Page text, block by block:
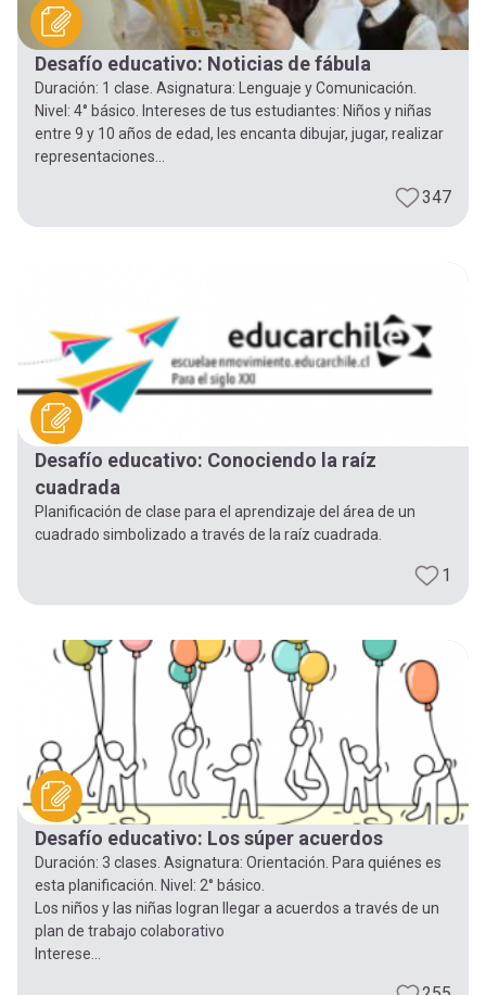
Desafío educativo: Noticias de fábula
Duración: 1 clase. Asignatura: Lenguaje y Comunicación.
Nivel: 4° básico. Intereses de tus estudiantes: Niños y niñas
entre 9 y 10 años de edad, les encanta dibujar, jugar, realizar
representaciones...
347
Desafío educativo: Conociendo la raíz
cuadrada
Planificación de clase para el aprendizaje del área de un
cuadrado simbolizado a través de la raíz cuadrada.
1
Desafío educativo: Los súper acuerdos
Duración: 3 clases. Asignatura: Orientación. Para quiénes es
esta planificación. Nivel: 2° básico.
Los niños y las niñas logran llegar a acuerdos a través de un
plan de trabajo colaborativo
Interese...